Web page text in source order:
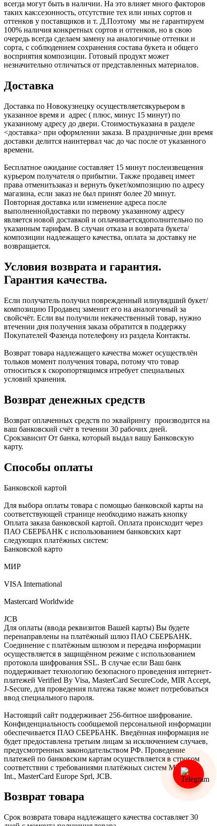
всегда могут быть в наличии. На это влияет много факторов
таких как:сезонность, отсутствие тех или иных сортов и
оттенков у поставщиков и т. Д.Поэтому мы не гарантируем
100% наличия конкретных сортов и оттенков, но в свою
очередь всегда сделаем замену на аналогичные оттенки и
сорта, с соблюдением сохранения состава букета и общего
восприятия композиции. Готовый продукт может
незначительно отличаться от представленных материалов.
Доставка
Доставка по Новокузнецку осуществляетсякурьером в
указанное время и адрес ( плюс, минус 15 минут) по
указанному адресу до двери. Стоимостьуказана в разделе
<доставка> при оформлении заказа. В праздничные дни время
доставки делится наинтервал час до час после от указанного
времени.
Бесплатное ожидание составляет 15 минут послеизвещения
курьером получателя о прибытии. Также продавец имеет
права отменитьзаказ и вернуть букет/композицию по адресу
магазина, если заказ не был принят более 20 минут.
Повторная доставка или изменение адреса после
выполненнойдоставки по первому указанному адресу
является новой доставкой и оплачиваетсядополнительно по
указанным тарифам. В случаи отказа и возврата букета/
композиции надлежащего качества, оплата за доставку не
возвращается.
Условия возврата и гарантия.
Гарантия качества.
Если получатель получил поврежденный илиувядший букет/
композицию Продавец заменит его на аналогичный за
свойсчёт. Если вы получили некачественный товар, нужно
втечении дня получения заказа обратится в поддержку
Покупателей Фазенда потелефону из раздела Контакты.
Возврат товара надлежащего качества может осуществлён
тольков момент получения товара, потому что товар
относиться к скоропортящимся итребует специальных
условий хранения.
Возврат денежных средств
Возврат оплаченных средств по эквайрингу производится на
ваш банковский счёт в течении 30 рабочих дней.
Срокзависит От банка, который выдал вашу Банковскую
карту.
Способы оплаты
Банковской картой
Для выбора оплаты товара с помощью банковской карты на
соответствующей странице необходимо нажать кнопку
Оплата заказа банковской картой. Оплата происходит через
ПАО СБЕРБАНК с использованием банковских карт
следующих платёжных систем:
Банковской карто
МИР
VISA International
Mastercard Worldwide
JCB
Для оплаты (ввода реквизитов Вашей карты) Вы будете
перенаправлены на платёжный шлюз ПАО СБЕРБАНК.
Соединение с платёжным шлюзом и передача информации
осуществляется в защищённом режиме с использованием
протокола шифрования SSL. В случае если Ваш банк
поддерживает технологию безопасного проведения интернет-
платежей Verified By Visa, MasterCard SecureCode, MIR Accept,
J-Secure, для проведения платежа также может потребоваться
ввод специального пароля.
Настоящий сайт поддерживает 256-битное шифрование.
Конфиденциальность сообщаемой персональной информации
обеспечивается ПАО СБЕРБАНК. Введённая информация не
будет предоставлена третьим лицам за исключением случаев,
предусмотренных законодательством РФ. Проведение
платежей по банковским картам осуществляется в строгом
соответствии с требованиями платёжных систем МИР, Visa
Int., MasterCard Europe Sprl, JCB.
Возврат товара
Срок возврата товара надлежащего качества составляет 30